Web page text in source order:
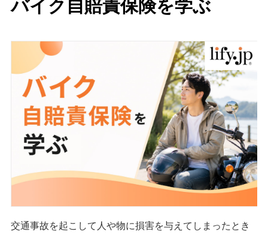
バイク自賠責保険を学ぶ
交通事故を起こして人や物に損害を与えてしまったとき